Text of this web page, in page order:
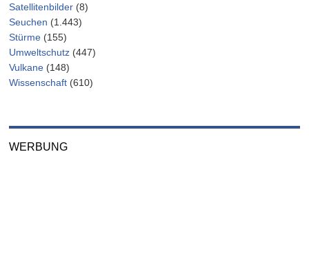
Satellitenbilder (8)
Seuchen (1.443)
Stürme (155)
Umweltschutz (447)
Vulkane (148)
Wissenschaft (610)
WERBUNG